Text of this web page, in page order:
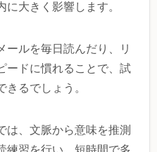
大きく影響します。
ールを毎日読んだり、リ
ードに慣れることで、試
るでしょう。
は、文脈から意味を推測